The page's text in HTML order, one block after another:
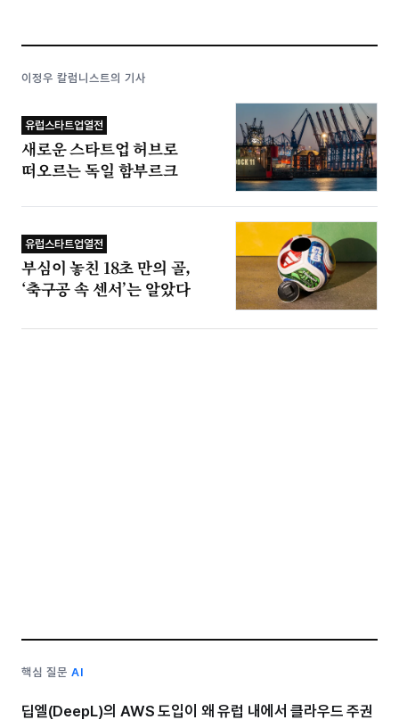
이정우 칼럼니스트의 기사
유럽스타트업열전
새로운 스타트업 허브로
떠오르는 독일 함부르크
유럽스타트업열전
부심이 놓친 18초 만의 골,
‘축구공 속 센서’는 알았다
핵심 질문AI
딥엘(DeepL)의 AWS 도입이 왜 유럽 내에서 클라우드 주권